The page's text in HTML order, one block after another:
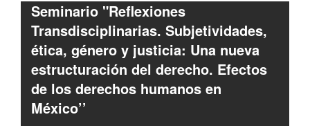
Seminario "Reflexiones
Transdisciplinarias. Subjetividades,
ética, género y justicia: Una nueva
estructuración del derecho. Efectos
de los derechos humanos en
México’’